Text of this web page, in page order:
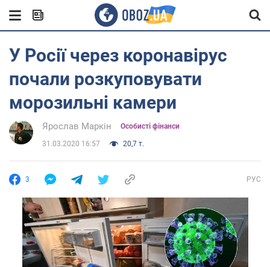
У Росії через коронавірус
почали розкуповувати
морозильні камери
Ярослав Маркін Особисті фінанси
31.03.2020 16:57 20,7 т.
3 РУС